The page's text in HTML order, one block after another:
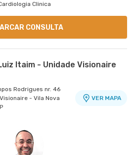
Clinica
CONSULTA
Itaim - Unidade Visionaire
Rodrigues nr. 46
- Vila Nova
VER MAPA